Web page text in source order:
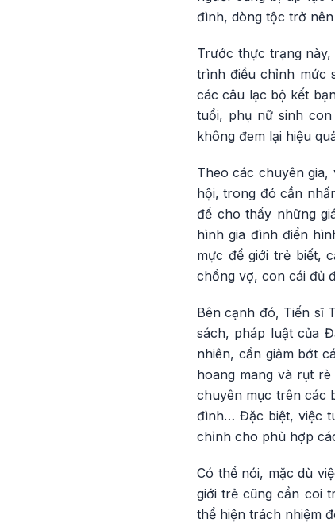
đình, dòng tộc trở
Trước thực trạng
trình điều chỉnh mức
các câu lạc bộ kết
tuổi, phụ nữ sinh
không đem lại hiệu
Theo các chuyên
hội, trong đó cần
để cho thấy những
hình gia đình điển
mực để giới trẻ biết,
chồng vợ, con cái đủ
Bên cạnh đó, Tiến sĩ
sách, pháp luật của
nhiên, cần giảm bớt
hoang mang và rụt
chuyên mục trên các
đình… Đặc biệt, việc
chỉnh cho phù hợp
Có thể nói, mặc dù
giới trẻ cũng cần coi
thể hiện trách nhiệm